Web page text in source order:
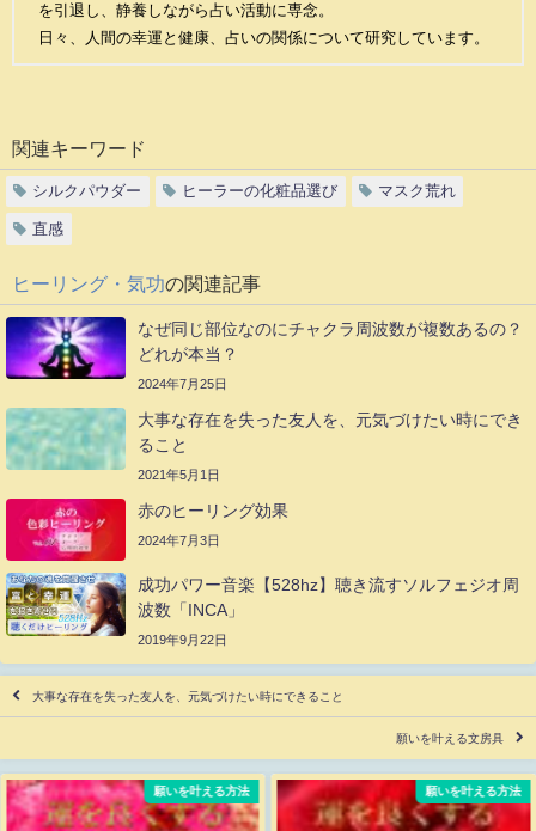
を引退し、静養しながら占い活動に専念。
日々、人間の幸運と健康、占いの関係について研究しています。
関連キーワード
シルクパウダー ヒーラーの化粧品選び マスク荒れ
直感
ヒーリング・気功の関連記事
なぜ同じ部位なのにチャクラ周波数が複数あるの？
どれが本当？
2024年7月25日
大事な存在を失った友人を、元気づけたい時にでき
ること
2021年5月1日
赤のヒーリング効果
2024年7月3日
成功パワー音楽【528hz】聴き流すソルフェジオ周
波数「INCA」
2019年9月22日
大事な存在を失った友人を、元気づけたい時にできること
願いを叶える文房具
願いを叶える方法 願いを叶える方法